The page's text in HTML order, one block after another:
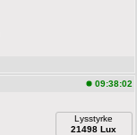
09:38:02
Lysstyrke
21498 Lux